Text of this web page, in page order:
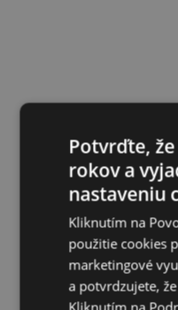
Potvrďte,
rokov a
nastaveniu
Kliknutím na
použitie cookies
marketingové
a potvrdzujete,